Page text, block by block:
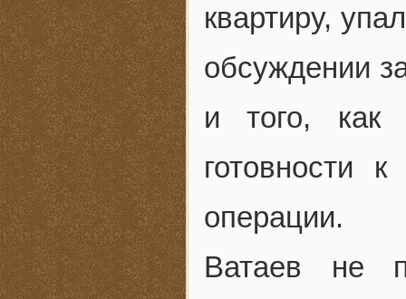
квартиру,
обсуждении
и того, как
готовности
операции.
Ватаев не